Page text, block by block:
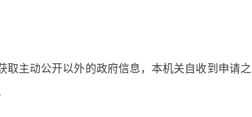
主动公开以外的政府信息，本机关自收到申请